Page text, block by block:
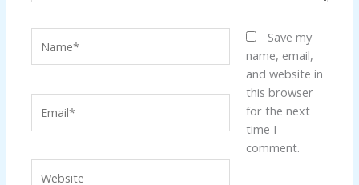
Save my
name, email,
and website in
this browser
for the next
time I
comment.